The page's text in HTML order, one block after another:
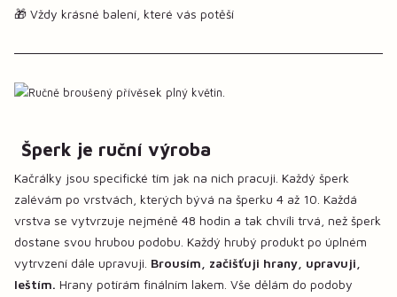
🎁 Vždy krásné balení, které vás potěší
Šperk je ruční výroba
Kačrálky jsou specifické tím jak na nich pracuji. Každý šperk
zalévám po vrstvách, kterých bývá na šperku 4 až 10. Každá
vrstva se vytvrzuje nejméně 48 hodin a tak chvíli trvá, než šperk
dostane svou hrubou podobu. Každý hrubý produkt po úplném
vytrvzení dále upravuji. Brousím, začišťuji hrany, upravuji,
leštím. Hrany potírám finálním lakem. Vše dělám do podoby